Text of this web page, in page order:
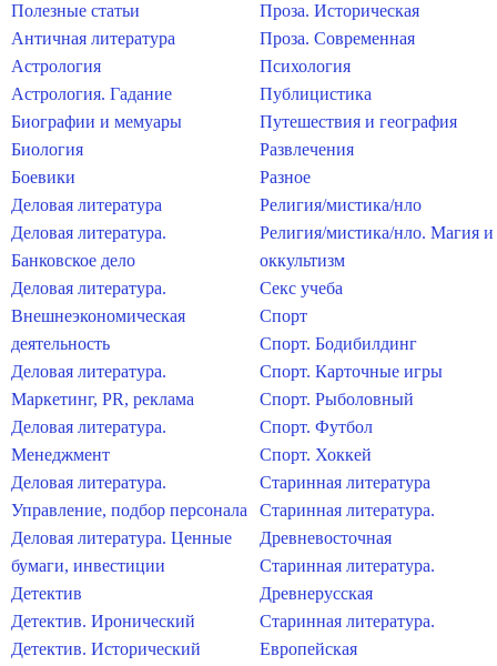
Полезные статьи
Античная литература
Астрология
Астрология. Гадание
Биографии и мемуары
Биология
Боевики
Деловая литература
Деловая литература.
Банковское дело
Деловая литература.
Внешнеэкономическая
деятельность
Деловая литература.
Маркетинг, PR, реклама
Деловая литература.
Менеджмент
Деловая литература.
Управление, подбор персонала
Деловая литература. Ценные
бумаги, инвестиции
Детектив
Детектив. Иронический
Детектив. Исторический
Проза. Историческая
Проза. Современная
Психология
Публицистика
Путешествия и география
Развлечения
Разное
Религия/мистика/нло
Религия/мистика/нло. Магия и
оккультизм
Секс учеба
Спорт
Спорт. Бодибилдинг
Спорт. Карточные игры
Спорт. Рыболовный
Спорт. Футбол
Спорт. Хоккей
Старинная литература
Старинная литература.
Древневосточная
Старинная литература.
Древнерусская
Старинная литература.
Европейская